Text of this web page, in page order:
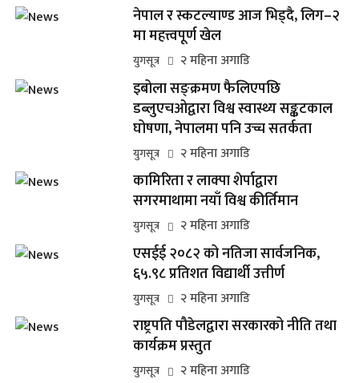
नेपाल र स्कटल्याण्ड आज भिड्दै, लिग–२
मा महत्त्वपूर्ण खेल
युगसूत्र २ महिना अगाडि
इबोला सङ्क्रमण फैलिएपछि
डब्लुएचओद्वारा विश्व स्वास्थ्य सङ्कटकाल
घोषणा, नेपालमा पनि उच्च सतर्कता
युगसूत्र २ महिना अगाडि
कामिरिता र लाक्पा शेर्पाद्वारा
सगरमाथामा नयाँ विश्व कीर्तिमान
युगसूत्र २ महिना अगाडि
एसईई २०८२ को नतिजा सार्वजनिक,
६५.९८ प्रतिशत विद्यार्थी उत्तीर्ण
युगसूत्र २ महिना अगाडि
राष्ट्रपति पौडेलद्वारा सरकारको नीति तथा
कार्यक्रम प्रस्तुत
युगसूत्र २ महिना अगाडि